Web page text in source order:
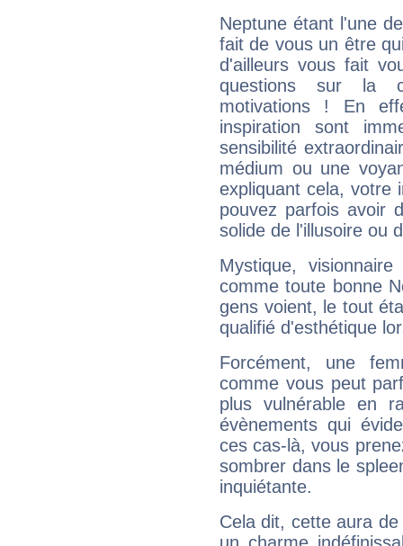
Neptune étant l'une
fait de vous un être
d'ailleurs vous fait
questions sur la
motivations ! En
inspiration sont
sensibilité
médium ou une
expliquant cela, votre
pouvez parfois avoir
solide de l'illusoire ou
Mystique,
comme toute bonne
gens voient, le tout
qualifié d'esthétique
Forcément, une
comme vous peut
plus vulnérable en
évènements qui
ces cas-là, vous
sombrer dans le
inquiétante.
Cela dit, cette aura